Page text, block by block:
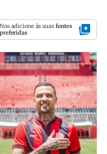
Nos adicione às suas fontes
preferidas